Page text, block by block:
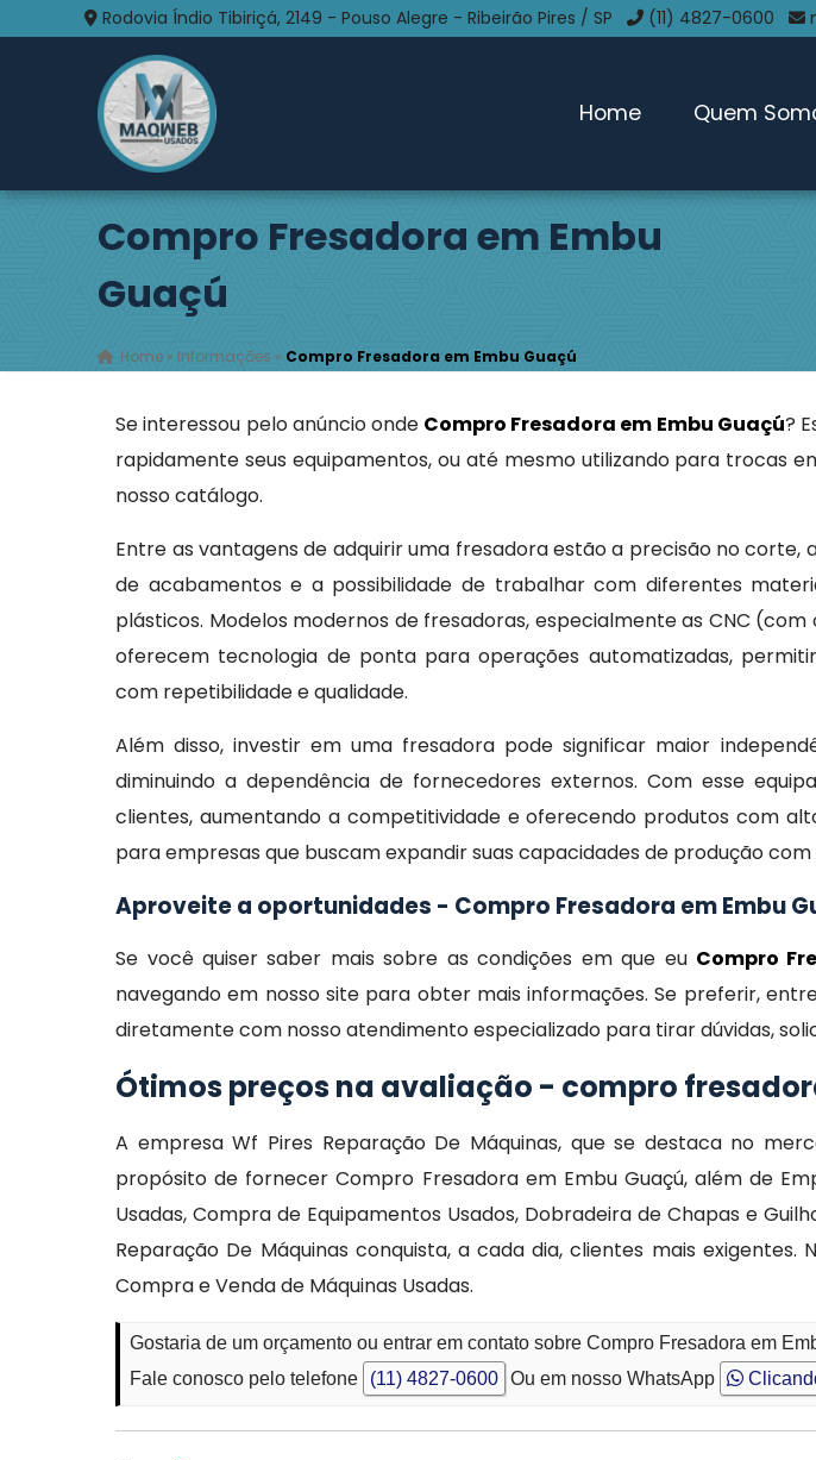
Rodovia Índio Tibiriçá, 2149 - Pouso Alegre - Ribeirão Pires / SP (11) 4827-0600
Home Quem
Compro Fresadora em Embu
Guaçú
Home » Informações » Compro Fresadora em Embu Guaçú
Se interessou pelo anúncio onde Compro Fresadora em Embu Guaçú?
rapidamente seus equipamentos, ou até mesmo utilizando para trocas
nosso catálogo.
Entre as vantagens de adquirir uma fresadora estão a precisão no corte,
de acabamentos e a possibilidade de trabalhar com diferentes
plásticos. Modelos modernos de fresadoras, especialmente as CNC
oferecem tecnologia de ponta para operações automatizadas,
com repetibilidade e qualidade.
Além disso, investir em uma fresadora pode significar maior
diminuindo a dependência de fornecedores externos. Com esse
clientes, aumentando a competitividade e oferecendo produtos com
para empresas que buscam expandir suas capacidades de produção com
Aproveite a oportunidades - Compro Fresadora em Embu
Se você quiser saber mais sobre as condições em que eu Compro
navegando em nosso site para obter mais informações. Se preferir,
diretamente com nosso atendimento especializado para tirar dúvidas,
Ótimos preços na avaliação - compro
A empresa Wf Pires Reparação De Máquinas, que se destaca no
propósito de fornecer Compro Fresadora em Embu Guaçú, além de
Usadas, Compra de Equipamentos Usados, Dobradeira de Chapas e
Reparação De Máquinas conquista, a cada dia, clientes mais
Compra e Venda de Máquinas Usadas.
Gostaria de um orçamento ou entrar em contato sobre Compro Fresadora em
Fale conosco pelo telefone
(11) 4827-0600 Ou em nosso WhatsApp